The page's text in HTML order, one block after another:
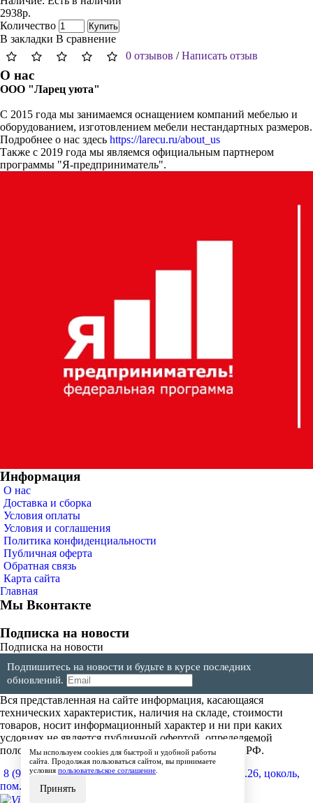
2938р.
Количество
Купить
В закладки В сравнение
0 отзывов /Написать отзыв
О нас
ООО "Ларец уюта"
С 2015 года мы занимаемся оснащением компаний мебелью и
оборудованием, изготовлением мебели нестандартных размеров.
Подробнее о нас здесь https://larecu.ru/about_us
Также с 2019 года мы являемся официальным партнером
программы "Я-предприниматель".
Информация
О нас
Доставка и сборка
Условия оплаты
Условия и соглашения
Политика конфиденциальности
Публичная оферта
Обратная связь
Карта сайта
Главная
Мы Вконтакте
Подписка на новости
Подписка на новости
Подпишитесь на новости и будьте в курсе последних
обновлений.
Вся представленная на сайте информация, касающаяся
технических характеристик, наличия на складе, стоимости
товаров, носит информационный характер и ни при каких
условиях не является публичной офертой, определяемой
положениями Статьи 437(2) Гражданского кодекса РФ.
8 (904) 257-64-64 600017, г.Владимир, ул. Мира, д.26, цоколь,
пом.4
Мы используем cookies для быстрой и удобной работы
сайта. Продолжая пользоваться сайтом, вы принимаете
условия пользовательское соглашение
Принять